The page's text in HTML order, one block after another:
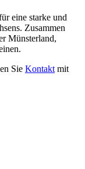
eine starke und
Zusammen
Münsterland,
Sie Kontakt mit